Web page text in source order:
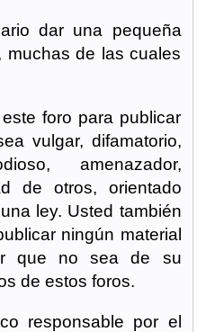
dar una pequeña
muchas de las cuales
foro para publicar
vulgar, difamatorio,
amenazador,
de otros, orientado
ley. Usted también
ningún material
que no sea de su
de estos foros.
responsable por el